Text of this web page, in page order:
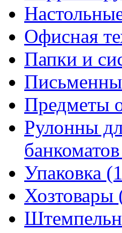
Офисная
Папки и
Предметы
Рулонны
Упаковка
Хозтовары